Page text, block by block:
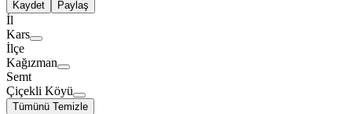
Kaydet
Paylaş
İl
Kars
İlçe
Kağızman
Semt
Çiçekli Köyü
Tümünü Temizle